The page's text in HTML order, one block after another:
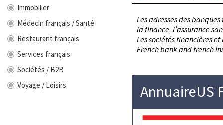
Immobilier
Médecin français / Santé
Restaurant français
Services français
Sociétés / B2B
Voyage / Loisirs
Les adresses des
la finance, l’assurance
Les sociétés financières
French bank and french
AnnuaireUS